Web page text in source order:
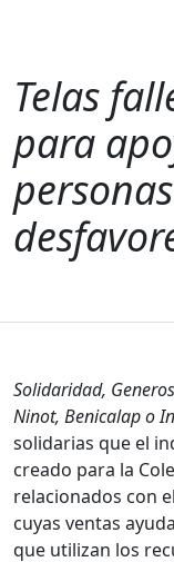
Telas
para
Solidaridad,
Ninot, Benicalap o
solidarias que el
creado para la
relacionados con
cuyas ventas
que utilizan los